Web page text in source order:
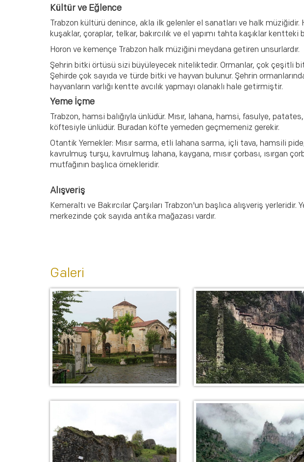
Kültür ve Eğlence
Trabzon kültürü denince, akla ilk gelenler el sanatları ve halk müziğidir.
kuşaklar, çoraplar, telkar, bakırcılık ve el yapımı tahta kaşıklar kentteki
Horon ve kemençe Trabzon halk müziğini meydana getiren unsurlardır.
Şehrin bitki örtüsü sizi büyüleyecek niteliktedir. Ormanlar, çok çeşitli
Şehirde çok sayıda ve türde bitki ve hayvan bulunur. Şehrin
hayvanların varlığı kentte avcılık yapmayı olanaklı hale getirmiştir.
Yeme İçme
Trabzon, hamsi balığıyla ünlüdür. Mısır, lahana, hamsi, fasulye,
köftesiyle ünlüdür. Buradan köfte yemeden geçmemeniz gerekir.
Otantik Yemekler: Mısır sarma, etli lahana sarma, içli tava, hamsili
kavrulmuş turşu, kavrulmuş lahana, kaygana, mısır çorbası, ısırgan
mutfağının başlıca örnekleridir.
Alışveriş
Kemeraltı ve Bakırcılar Çarşıları Trabzon'un başlıca alışveriş
merkezinde çok sayıda antika mağazası vardır.
Galeri